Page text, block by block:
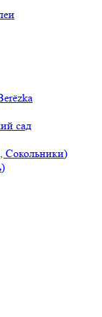
сад
Сокольники)